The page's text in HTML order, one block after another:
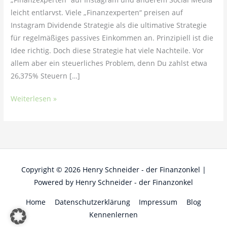
leicht entlarvst. Viele „Finanzexperten“ preisen auf
Instagram Dividende Strategie als die ultimative Strategie
für regelmäßiges passives Einkommen an. Prinzipiell ist die
Idee richtig. Doch diese Strategie hat viele Nachteile. Vor
allem aber ein steuerliches Problem, denn Du zahlst etwa
26,375% Steuern […]
Weiterlesen »
Copyright © 2026 Henry Schneider - der Finanzonkel |
Powered by Henry Schneider - der Finanzonkel
Home Datenschutzerklärung Impressum
Blog
Kennenlernen